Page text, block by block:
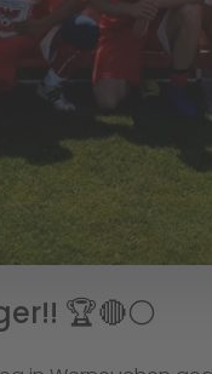
🏆🔴⚪️